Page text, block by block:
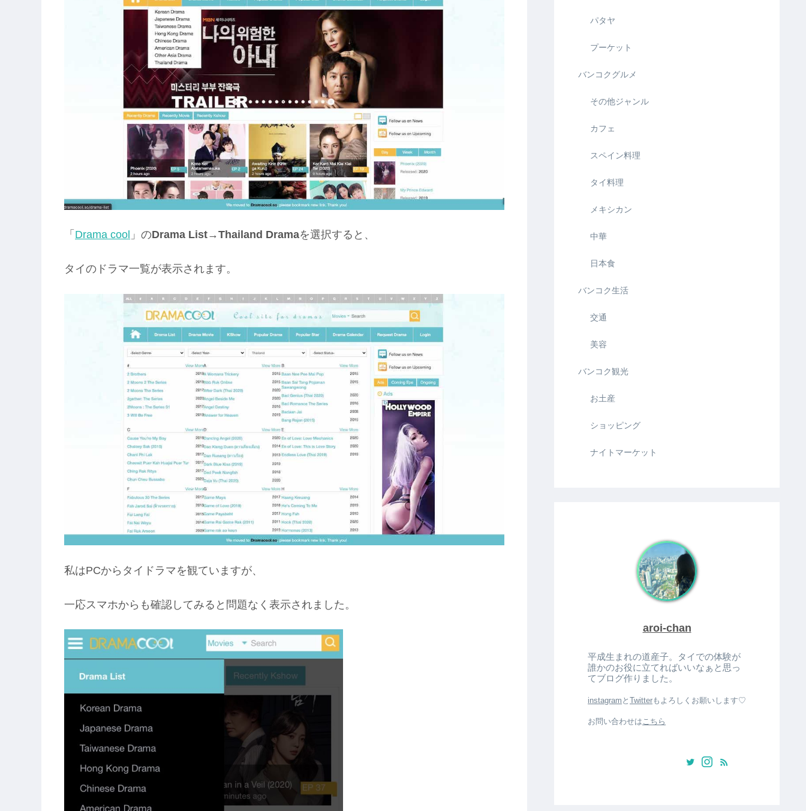
「 Drama cool 」のDrama List→Thailand Dramaを選択すると、
タイのドラマ一覧が表示されます。
私はPCからタイドラマを観ていますが、
一応スマホからも確認してみると問題なく表示されました。
パタヤ
プーケット
バンコクグルメ
その他ジャンル
カフェ
スペイン料理
タイ料理
メキシカン
中華
日本食
バンコク生活
交通
美容
バンコク観光
お土産
ショッピング
ナイトマーケット
aroi-chan
平成生まれの道産子。タイでの体験が
誰かのお役に立てればいいなぁと思っ
てブログ作りました。
instagram と Twitterもよろしくお願いします♡
お問い合わせはこちら